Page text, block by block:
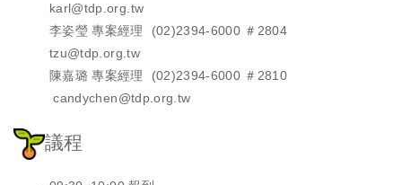
karl@tdp.org.tw
李姿瑩 專案經理 (02)2394-6000 ＃2804
tzu@tdp.org.tw
陳嘉璐 專案經理 (02)2394-6000 ＃2810
candychen@tdp.org.tw
議程